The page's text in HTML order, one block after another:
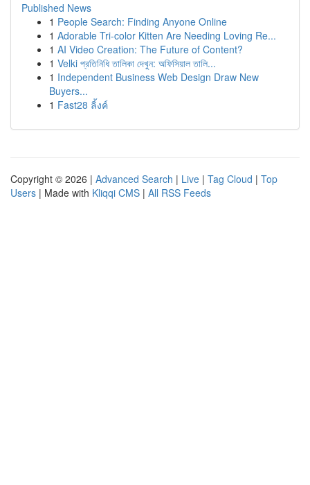
Published News
1 People Search: Finding Anyone Online
1 Adorable Tri-color Kitten Are Needing Loving Re...
1 AI Video Creation: The Future of Content?
1 Velki প্রতিনিধি তালিকা দেখুন: অফিসিয়াল তালি...
1 Independent Business Web Design Draw New
Buyers...
1 Fast28 ลิ้งค์
Copyright © 2026 | Advanced Search | Live | Tag Cloud | Top
Users | Made with Kliqqi CMS | All RSS Feeds